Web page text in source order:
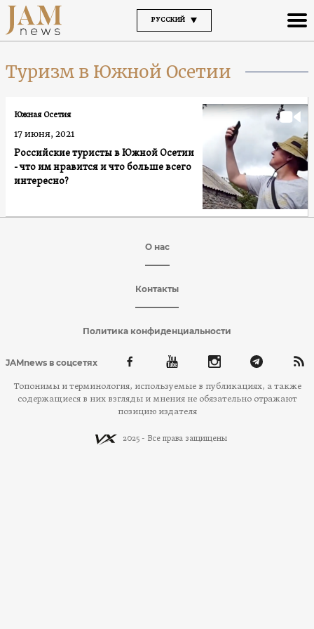
РУССКИЙ
Туризм в Южной Осетии
Российские туристы в Южной Осетии
- что им нравится и что больше всего
интересно?
Южная Осетия
17 июня, 2021
О нас
Контакты
Политика конфиденциальности
JAMnews в соцсетях
Топонимы и терминология, используемые в публикациях, а также
содержащиеся в них взгляды и мнения не обязательно отражают
позицию издателя
2025 - Все права защищены